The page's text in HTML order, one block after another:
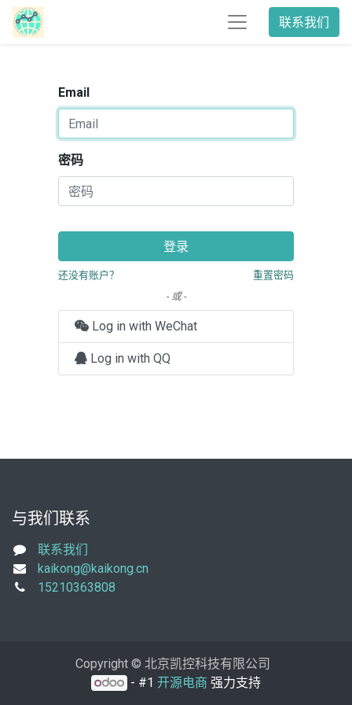
联系我们
Email
密码
登录
还没有账户？
重置密码
- 或 -
Log in with WeChat
Log in with QQ
与我们联系
联系我们
kaikong@kaikong.cn
15210363808
Copyright © 北京凯控科技有限公司
- #1开源电商 强力支持